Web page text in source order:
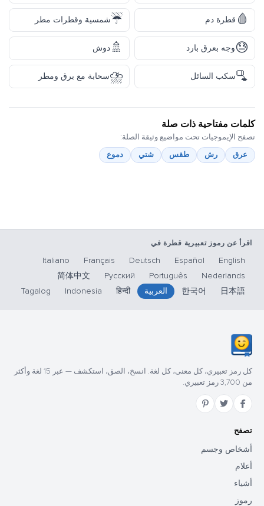
🩸 قطرة دم ☔شمسية وقطرات مطر
😓وجه بعرق بارد 🚿 دوش
🫗سكب السائل ⛈️سحابة مع برق ومطر
كلمات مفتاحية ذات صلة
تصفح الإيموجيات تحت مواضيع وثيقة الصلة:
عرق
رش طقس شتي دموع
اقرأ عن رموز تعبيرية قطرة في
English
Español
Deutsch
Français
Italiano
Nederlands
Português
Русский
简体中文
日本語
한국어 العربية हिन्दी
Indonesia
Tagalog
كل رمز تعبيري، كل معنى، كل لغة. انسخ، الصق، استكشف — عبر 15 لغة وأكثر
من 3,700 رمز تعبيري.
تصفح
أشخاص وجسم
أعلام
أشياء
رموز